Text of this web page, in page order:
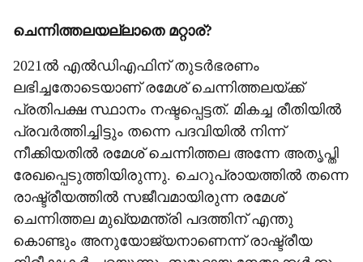
ചെന്നിത്തലയല്ലാതെ മറ്റാര്?
2021ൽ എൽഡിഎഫിന് തുടർഭരണം
ലഭിച്ചതോടെയാണ് രമേശ് ചെന്നിത്തലയ്ക്ക്
പ്രതിപക്ഷ സ്ഥാനം നഷ്ടപ്പെട്ടത്. മികച്ച രീതിയിൽ
പ്രവർത്തിച്ചിട്ടും തന്നെ പദവിയിൽ നിന്ന്
നീക്കിയതിൽ രമേശ് ചെന്നിത്തല അന്നേ അതൃപ്തി
രേഖപ്പെടുത്തിയിരുന്നു. ചെറുപ്രായത്തിൽ തന്നെ
രാഷ്ട്രീയത്തിൽ സജീവമായിരുന്ന രമേശ്
ചെന്നിത്തല മുഖ്യമന്ത്രി പദത്തിന് എന്തു
കൊണ്ടും അനുയോജ്യനാണെന്ന് രാഷ്ട്രീയ